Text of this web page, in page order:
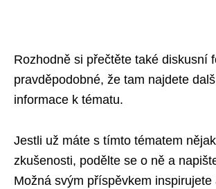
Rozhodně si přečtěte také diskusní
pravděpodobné, že tam najdete
informace k tématu.
Jestli už máte s tímto tématem
zkušenosti, podělte se o ně a
Možná svým příspěvkem inspirujete